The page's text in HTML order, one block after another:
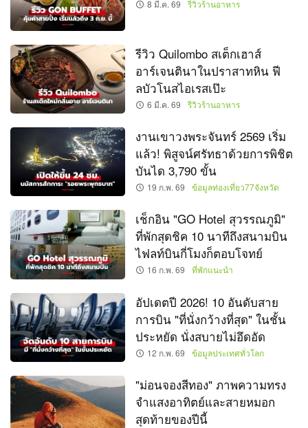
8 มี.ค. 69 รีวิวร้านอาหาร
รีวิว Quilombo สเต็กเฮาส์
อาร์เจนตินาในปราสาทหิน ฟี
ลบัวโนสไอเรสเป๊ะ
6 มี.ค. 69 รีวิวร้านอาหาร
งานเขาวงพระจันทร์ 2569 เริ่ม
แล้ว! พิสูจน์ศรัทธาด้วยการพิชิต
บันได 3,790 ขั้น
19 ก.พ. 69 ข้อมูลท่องเที่ยว77จังหวัด
เช็กอิน "GO Hotel สุวรรณภูมิ"
ที่พักสุดชิค 10 นาทีถึงสนามบิน
ไฟลท์บินกี่โมงก็ตอบโจทย์
16 ก.พ. 69 ที่พักแนะนำ
อัปเดตปี 2026! 10 อันดับสาย
การบิน "ที่นั่งกว้างที่สุด" ในชั้น
ประหยัด นั่งสบายไม่อึดอัด
12 ก.พ. 69 ข้อมูลประเทศทั่วโลก
"ม่อนจองสีทอง" ภาพความทรง
จำแสงอาทิตย์และสายหมอก
สุดท้ายของปีนี้